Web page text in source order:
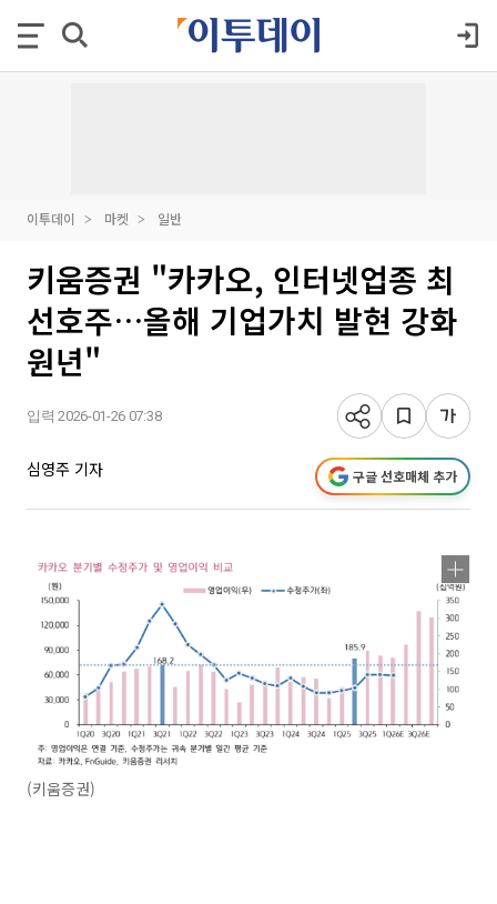
이투데이 마켓 일반
키움증권 "카카오, 인터넷업종 최
선호주…올해 기업가치 발현 강화
원년"
입력 2026-01-26 07:38
심영주 기자 구글 선호매체 추가
(키움증권)